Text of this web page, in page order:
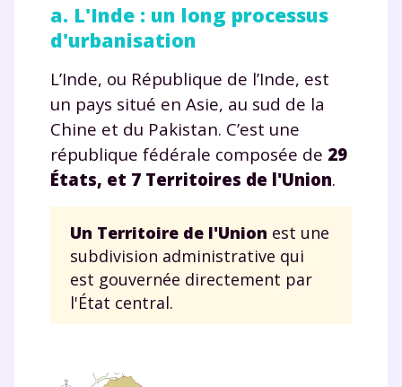
a. L'Inde : un long processus
d'urbanisation
L’Inde, ou République de l’Inde, est
un pays situé en Asie, au sud de la
Chine et du Pakistan. C’est une
république fédérale composée de 29
États, et 7 Territoires de l'Union.
Un Territoire de l'Union est une
subdivision administrative qui
est gouvernée directement par
l'État central.